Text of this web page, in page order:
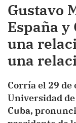
Gustavo
España y
una
una
Corría el 29 de
Universidad
Cuba,